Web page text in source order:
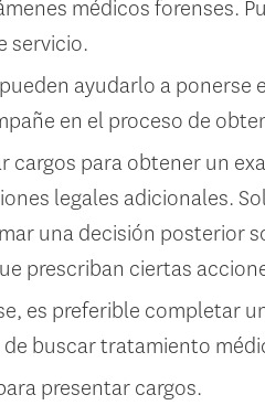
médicos forenses.
servicio.
ayudarlo a
en el proceso de
para obtener un
legales adicionales.
una decisión posterior
prescriban ciertas
es preferible completar
buscar tratamiento
presentar cargos.